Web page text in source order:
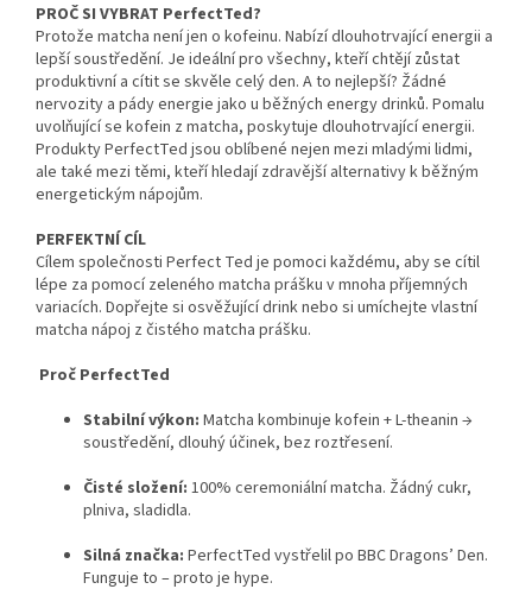
PROČ SI VYBRAT PerfectTed?
Protože matcha není jen o kofeinu. Nabízí dlouhotrvající energii a
lepší soustředění. Je ideální pro všechny, kteří chtějí zůstat
produktivní a cítit se skvěle celý den. A to nejlepší? Žádné
nervozity a pády energie jako u běžných energy drinků​. Pomalu
uvolňující se kofein z matcha, poskytuje dlouhotrvající energii.
Produkty PerfectTed jsou oblíbené nejen mezi mladými lidmi,
ale také mezi těmi, kteří hledají zdravější alternativy k běžným
energetickým nápojům.
PERFEKTNÍ CÍL
Cílem společnosti Perfect Ted je pomoci každému, aby se cítil
lépe za pomocí zeleného matcha prášku v mnoha příjemných
variacích. Dopřejte si osvěžující drink nebo si umíchejte vlastní
matcha nápoj z čistého matcha prášku.
Proč PerfectTed
Stabilní výkon: Matcha kombinuje kofein + L-theanin →
soustředění, dlouhý účinek, bez roztřesení.
Čisté složení: 100% ceremoniální matcha. Žádný cukr,
plniva, sladidla.
Silná značka: PerfectTed vystřelil po BBC Dragons’ Den.
Funguje to – proto je hype.